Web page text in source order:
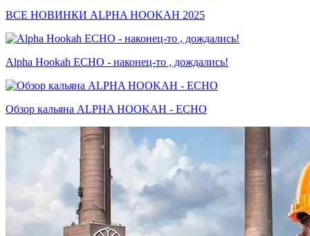
ВСЕ НОВИНКИ ALPHA HOOKAH 2025
Alpha Hookah ECHO - наконец-то , дождались!
Обзор кальяна ALPHA HOOKAH - ECHO